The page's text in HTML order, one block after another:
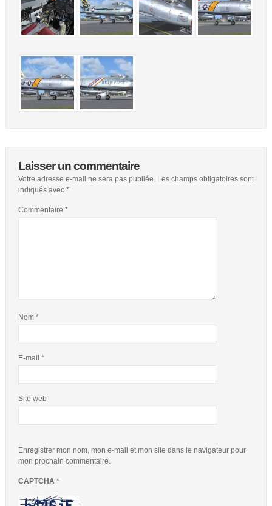
Laisser un commentaire
Votre adresse e-mail ne sera pas publiée. Les champs obligatoires sont
indiqués avec *
Commentaire *
Nom *
E-mail *
Site web
Enregistrer mon nom, mon e-mail et mon site dans le navigateur pour
mon prochain commentaire.
CAPTCHA *